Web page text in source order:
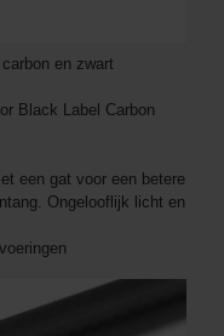
en zwart
Black Label Carbon
een gat voor een betere
Ongelooflijk licht en